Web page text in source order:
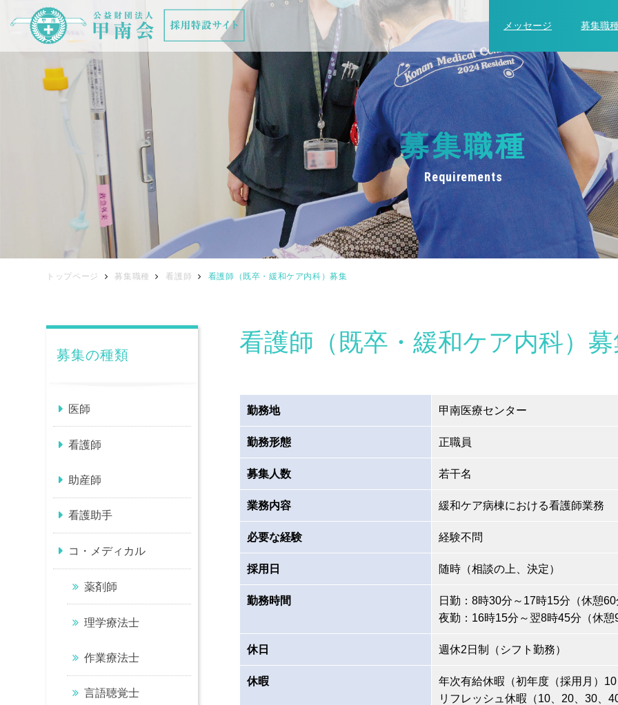
メッセージ 募集職
募集職種
Requirements
トップページ 募集職種 看護師 看護師（既卒・緩和ケア内科）募集
看護師（既卒・緩和ケア内科）
勤務地 甲南医療センター
勤務形態 正職員
募集人数 若干名
業務内容 緩和ケア病棟における看護師業務
必要な経験 経験不問
採用日 随時（相談の上、決定）
勤務時間
日勤：8時30分～17時15分（休憩
夜勤：16時15分～翌8時45分（休憩
休日 週休2日制（シフト勤務）
休暇
年次有給休暇（初年度（採用月）
リフレッシュ休暇（10、20、30、
募集の種類
医師
看護師
助産師
看護助手
コ・メディカル
薬剤師
理学療法士
作業療法士
言語聴覚士